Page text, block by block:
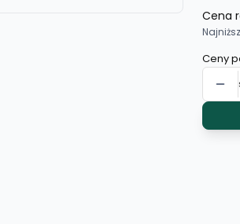
Cena
Ceny